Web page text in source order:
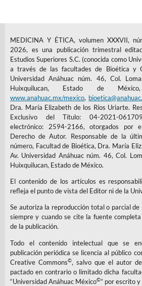
MEDICINA Y ÉTICA, volumen XXXVII,
2026, es una publicación trimestral
Estudios Superiores S.C. (conocida como
a través de las facultades de Bioética y
Universidad Anáhuac núm. 46, Col.
Huixquilucan, Estado de
www.anahuac.mx/mexico,
Dra. María Elizabeth de los Ríos Uriarte.
Exclusivo del Título: 04-2021-
electrónico: 2594-2166, otorgados por
Derecho de Autor. Responsable de la
número, Facultad de Bioética, Dra. María
Av. Universidad Anáhuac núm. 46, Col.
Huixquilucan, Estado de México.
El contenido de los artículos es
refleja el punto de vista del Editor ni de la
Se autoriza la reproducción total o parcial
siempre y cuando se cite la fuente
de la publicación.
Todo el contenido intelectual que se
publicación periódica se licencia al público
Creative Commons©, salvo que el autor
pactado en contrario o limitado dicha
“Universidad Anáhuac México©” por escrito